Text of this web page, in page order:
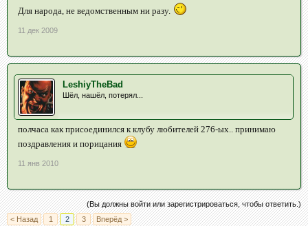
Для народа, не ведомственным ни разу.
11 дек 2009
LeshiyTheBad
Шёл, нашёл, потерял...
полчаса как присоединился к клубу любителей 276-ых.. принимаю
поздравления и порицания
11 янв 2010
(Вы должны войти или зарегистрироваться, чтобы ответить.)
< Назад
1 2 3 Вперёд >